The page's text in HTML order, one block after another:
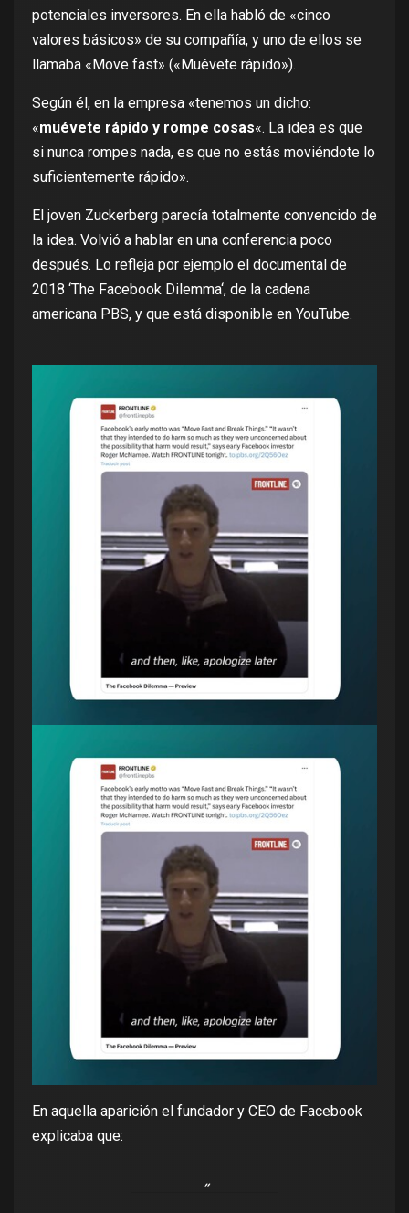
potenciales inversores. En ella habló de «cinco
valores básicos» de su compañía, y uno de ellos se
llamaba «Move fast» («Muévete rápido»).
Según él, en la empresa «tenemos un dicho:
«muévete rápido y rompe cosas«. La idea es que
si nunca rompes nada, es que no estás moviéndote lo
suficientemente rápido».
El joven Zuckerberg parecía totalmente convencido de
la idea. Volvió a hablar en una conferencia poco
después. Lo refleja por ejemplo el documental de
2018 ‘The Facebook Dilemma‘, de la cadena
americana PBS, y que está disponible en YouTube.
En aquella aparición el fundador y CEO de Facebook
explicaba que: